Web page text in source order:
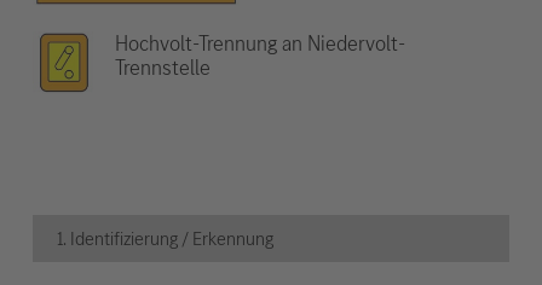
Hochvolt-Trennung an Niedervolt-
Trennstelle
1. Identifizierung / Erkennung